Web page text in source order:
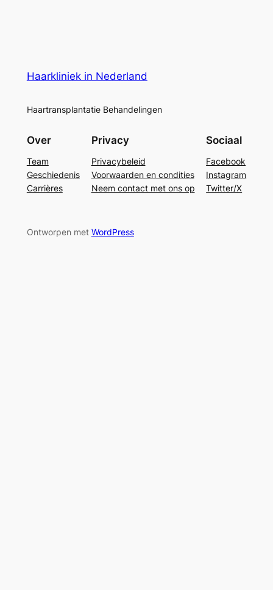
Haarkliniek in Nederland
Haartransplantatie Behandelingen
Over
Team
Geschiedenis
Carrières
Privacy
Privacybeleid
Voorwaarden en condities
Neem contact met ons op
Sociaal
Facebook
Instagram
Twitter/X
Ontworpen met WordPress